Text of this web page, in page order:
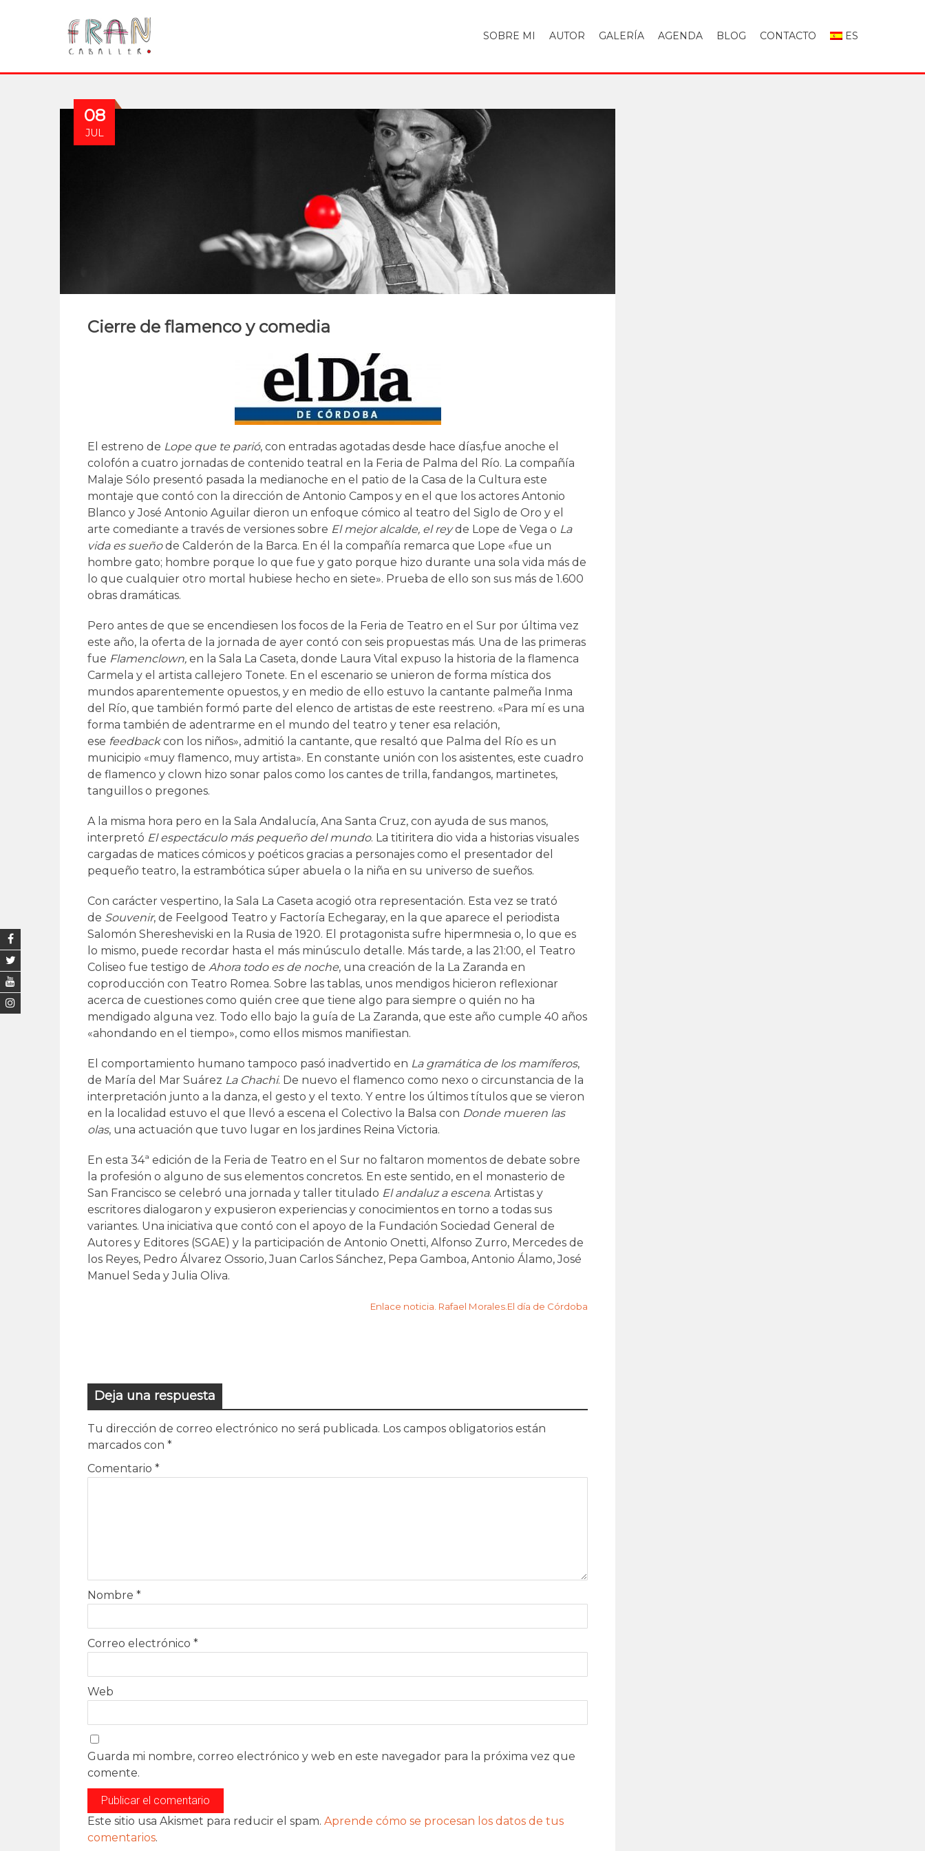
SOBRE MI AUTOR GALERÍA AGENDA BLOG CONTACTO ES
08
JUL
Cierre de flamenco y comedia
El estreno de Lope que te parió, con entradas agotadas desde hace días,fue anoche el
colofón a cuatro jornadas de contenido teatral en la Feria de Palma del Río. La compañía
Malaje Sólo presentó pasada la medianoche en el patio de la Casa de la Cultura este
montaje que contó con la dirección de Antonio Campos y en el que los actores Antonio
Blanco y José Antonio Aguilar dieron un enfoque cómico al teatro del Siglo de Oro y el
arte comediante a través de versiones sobre El mejor alcalde, el reyde Lope de Vega o La
vida es sueñode Calderón de la Barca. En él la compañía remarca que Lope «fue un
hombre gato; hombre porque lo que fue y gato porque hizo durante una sola vida más de
lo que cualquier otro mortal hubiese hecho en siete». Prueba de ello son sus más de 1.600
obras dramáticas.
Pero antes de que se encendiesen los focos de la Feria de Teatro en el Sur por última vez
este año, la oferta de la jornada de ayer contó con seis propuestas más. Una de las primeras
fue Flamenclown, en la Sala La Caseta, donde Laura Vital expuso la historia de la flamenca
Carmela y el artista callejero Tonete. En el escenario se unieron de forma mística dos
mundos aparentemente opuestos, y en medio de ello estuvo la cantante palmeña Inma
del Río, que también formó parte del elenco de artistas de este reestreno. «Para mí es una
forma también de adentrarme en el mundo del teatro y tener esa relación,
ese feedbackcon los niños», admitió la cantante, que resaltó que Palma del Río es un
municipio «muy flamenco, muy artista». En constante unión con los asistentes, este cuadro
de flamenco y clown hizo sonar palos como los cantes de trilla, fandangos, martinetes,
tanguillos o pregones.
A la misma hora pero en la Sala Andalucía, Ana Santa Cruz, con ayuda de sus manos,
interpretó El espectáculo más pequeño del mundo. La titiritera dio vida a historias visuales
cargadas de matices cómicos y poéticos gracias a personajes como el presentador del
pequeño teatro, la estrambótica súper abuela o la niña en su universo de sueños.
Con carácter vespertino, la Sala La Caseta acogió otra representación. Esta vez se trató
de Souvenir, de Feelgood Teatro y Factoría Echegaray, en la que aparece el periodista
Salomón Sheresheviski en la Rusia de 1920. El protagonista sufre hipermnesia o, lo que es
lo mismo, puede recordar hasta el más minúsculo detalle. Más tarde, a las 21:00, el Teatro
Coliseo fue testigo de Ahora todo es de noche, una creación de la La Zaranda en
coproducción con Teatro Romea. Sobre las tablas, unos mendigos hicieron reflexionar
acerca de cuestiones como quién cree que tiene algo para siempre o quién no ha
mendigado alguna vez. Todo ello bajo la guía de La Zaranda, que este año cumple 40 años
«ahondando en el tiempo», como ellos mismos manifiestan.
El comportamiento humano tampoco pasó inadvertido en La gramática de los mamíferos,
de María del Mar Suárez La Chachi. De nuevo el flamenco como nexo o circunstancia de la
interpretación junto a la danza, el gesto y el texto. Y entre los últimos títulos que se vieron
en la localidad estuvo el que llevó a escena el Colectivo la Balsa con Donde mueren las
olas, una actuación que tuvo lugar en los jardines Reina Victoria.
En esta 34ª edición de la Feria de Teatro en el Sur no faltaron momentos de debate sobre
la profesión o alguno de sus elementos concretos. En este sentido, en el monasterio de
San Francisco se celebró una jornada y taller titulado El andaluz a escena. Artistas y
escritores dialogaron y expusieron experiencias y conocimientos en torno a todas sus
variantes. Una iniciativa que contó con el apoyo de la Fundación Sociedad General de
Autores y Editores (SGAE) y la participación de Antonio Onetti, Alfonso Zurro, Mercedes de
los Reyes, Pedro Álvarez Ossorio, Juan Carlos Sánchez, Pepa Gamboa, Antonio Álamo, José
Manuel Seda y Julia Oliva.
Enlace noticia. Rafael Morales.El día de Córdoba
Deja una respuesta
Tu dirección de correo electrónico no será publicada. Los campos obligatorios están
marcados con *
Comentario *
Nombre *
Correo electrónico *
Web
Guarda mi nombre, correo electrónico y web en este navegador para la próxima vez que
comente.
Este sitio usa Akismet para reducir el spam. Aprende cómo se procesan los datos de tus
comentarios.